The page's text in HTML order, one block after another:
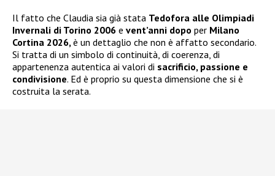
Il fatto che Claudia sia già stata Tedofora alle Olimpiadi
Invernali di Torino 2006 e vent’anni dopo per Milano
Cortina 2026, è un dettaglio che non è affatto secondario.
Si tratta di un simbolo di continuità, di coerenza, di
appartenenza autentica ai valori di sacrificio, passione e
condivisione. Ed è proprio su questa dimensione che si è
costruita la serata.